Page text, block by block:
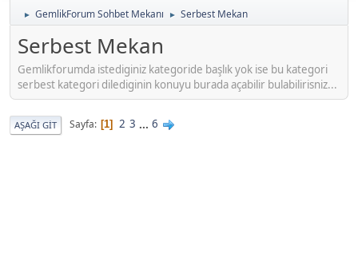
► GemlikForum Sohbet Mekanı ► Serbest Mekan
Serbest Mekan
Gemlikforumda istediginiz kategoride başlık yok ise bu kategori
serbest kategori dilediginin konuyu burada açabilir bulabilirisniz...
AŞAĞI GIT Sayfa 1 2 3 ... 6